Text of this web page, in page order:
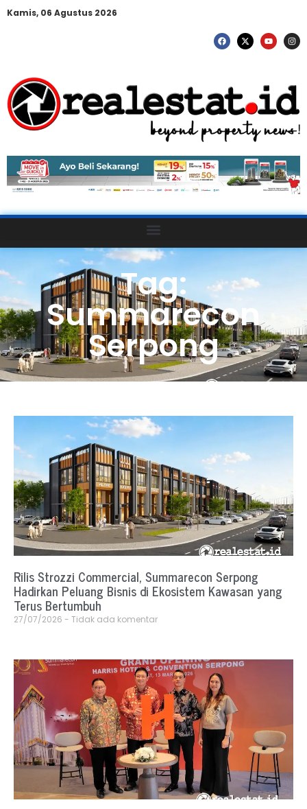
Kamis, 06 Agustus 2026
Tag:
Summarecon
Serpong
Rilis Strozzi Commercial, Summarecon Serpong
Hadirkan Peluang Bisnis di Ekosistem Kawasan yang
Terus Bertumbuh
27/07/2026 Tidak ada komentar